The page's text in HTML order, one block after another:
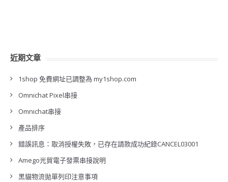
近期文章
1shop 免費網址已調整為 my1shop.com
Omnichat Pixel串接
Omnichat串接
產品排序
錯誤訊息：取消授權失敗，已存在請款成功紀錄CANCEL03001
Amego光貿電子發票串接說明
黑貓物流拋單列印注意事項